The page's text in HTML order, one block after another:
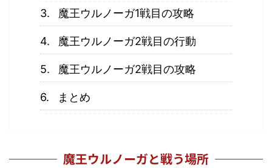
魔王ウルノーガ1戦目の攻略
魔王ウルノーガ2戦目の行動
魔王ウルノーガ2戦目の攻略
まとめ
魔王ウルノーガと戦う場所